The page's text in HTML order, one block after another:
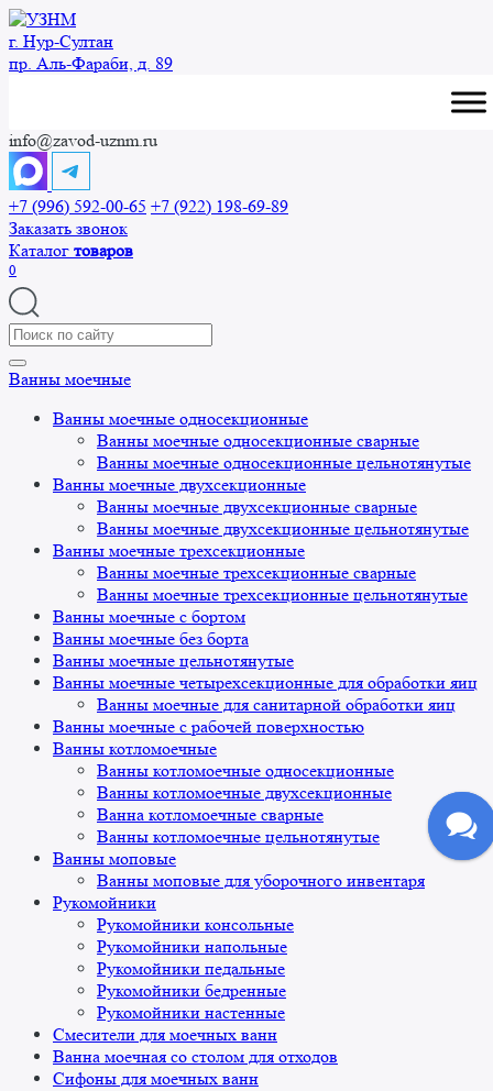
Перейти
к
содержанию
г. Нур-Cултан
пр. Аль-Фараби, д. 89
info@zavod-uznm.ru
+7 (996) 592-00-65 +7 (922) 198-69-89
Заказать звонок
Каталог товаров
0
Search
for:
Ванны моечные
Ванны моечные односекционные
Ванны моечные односекционные сварные
Ванны моечные односекционные цельнотянутые
Ванны моечные двухсекционные
Ванны моечные двухсекционные сварные
Ванны моечные двухсекционные цельнотянутые
Ванны моечные трехсекционные
Ванны моечные трехсекционные сварные
Ванны моечные трехсекционные цельнотянутые
Ванны моечные с бортом
Ванны моечные без борта
Ванны моечные цельнотянутые
Ванны моечные четырехсекционные для обработки яиц
Ванны моечные для санитарной обработки яиц
Ванны моечные с рабочей поверхностью
Ванны котломоечные
Ванны котломоечные односекционные
Ванны котломоечные двухсекционные
Ванна котломоечные сварные
Ванны котломоечные цельнотянутые
Ванны моповые
Ванны моповые для уборочного инвентаря
Рукомойники
Рукомойники консольные
Рукомойники напольные
Рукомойники педальные
Рукомойники бедренные
Рукомойники настенные
Смесители для моечных ванн
Ванна моечная со столом для отходов
Сифоны для моечных ванн